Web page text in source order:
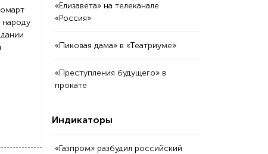
народу
«Елизавета» на телеканале
«Россия»
«Пиковая дама» в «Театриуме»
«Преступления будущего» в
прокате
Индикаторы
«Газпром» разбудил российский